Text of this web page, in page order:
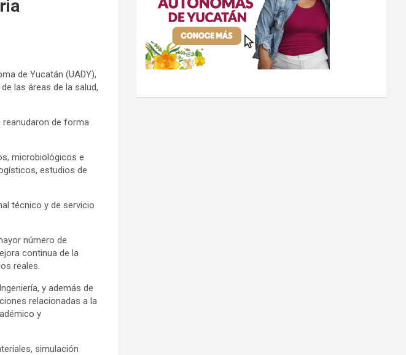
de Yucatán (UADY),
las áreas de la salud,
reanudaron de forma
microbiológicos e
estudios de
técnico y de servicio
número de
continua de la
reales.
y además de
relacionadas a la
y
simulación